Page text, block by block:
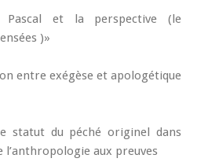
et la perspective (le
)»
entre exégèse et apologétique
statut du péché originel dans
l’anthropologie aux preuves